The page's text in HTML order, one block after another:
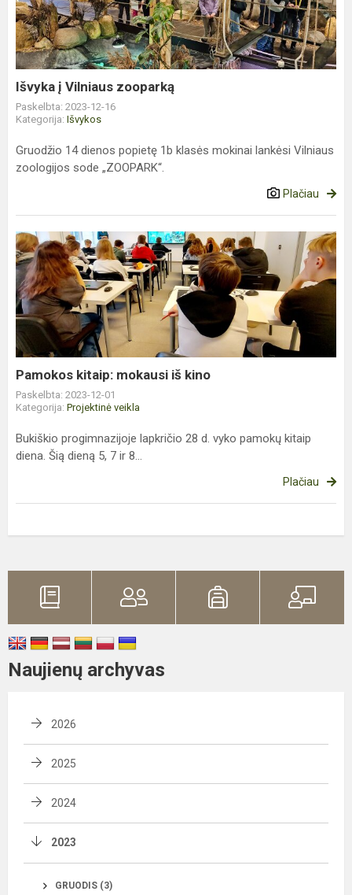
zooparką
Išvyka į Vilniaus zooparką
Paskelbta: 2023-12-16
Kategorija: Išvykos
Gruodžio 14 dienos popietę 1b klasės mokinai lankėsi Vilniaus
zoologijos sode „ZOOPARK“.
Plačiau
Pamokos
kitaip:
mokausi
iš
kino
Pamokos kitaip: mokausi iš kino
Paskelbta: 2023-12-01
Kategorija: Projektinė veikla
Bukiškio progimnazijoje lapkričio 28 d. vyko pamokų kitaip
diena. Šią dieną 5, 7 ir 8...
Plačiau
Naujienų archyvas
2026
2025
2024
2023
GRUODIS (3)